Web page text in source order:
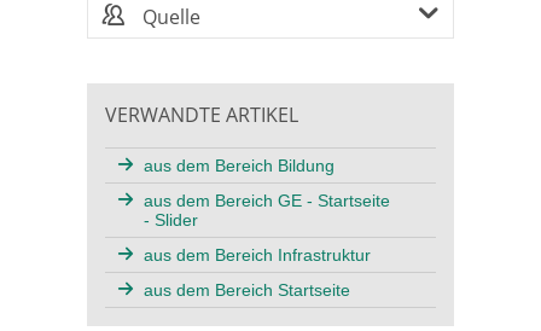
Quelle
VERWANDTE ARTIKEL
aus dem Bereich Bildung
aus dem Bereich GE - Startseite
- Slider
aus dem Bereich Infrastruktur
aus dem Bereich Startseite